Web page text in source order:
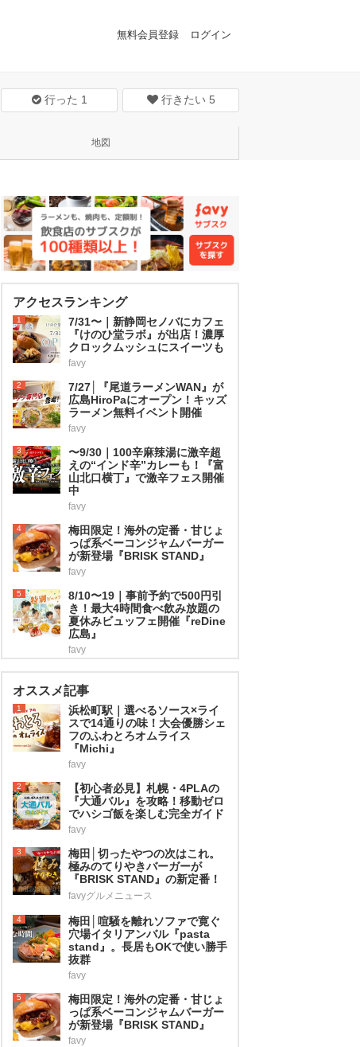
無料会員登録 ログイン
行った 1 行きたい 5
地図
アクセスランキング
1
7/31〜｜新静岡セノバにカフェ
『けのひ堂ラボ』が出店！濃厚
クロックムッシュにスイーツも
favy
2
7/27│『尾道ラーメンWAN』が
広島HiroPaにオープン！キッズ
ラーメン無料イベント開催
favy
3
〜9/30｜100辛麻辣湯に激辛超
えの“インド辛”カレーも！『富
山北口横丁』で激辛フェス開催
中
favy
4
梅田限定！海外の定番・甘じょ
っぱ系ベーコンジャムバーガー
が新登場『BRISK STAND』
favy
5
8/10〜19｜事前予約で500円引
き！最大4時間食べ飲み放題の
夏休みビュッフェ開催『reDine
広島』
favy
オススメ記事
1
浜松町駅｜選べるソース×ライ
スで14通りの味！大会優勝シェ
フのふわとろオムライス
『Michi』
favy
2
【初心者必見】札幌・4PLAの
『大通バル』を攻略！移動ゼロ
でハシゴ飯を楽しむ完全ガイド
favy
3
梅田│切ったやつの次はこれ。
極みのてりやきバーガーが
『BRISK STAND』の新定番！
favyグルメニュース
4
梅田│喧騒を離れソファで寛ぐ
穴場イタリアンバル『pasta
stand』。長居もOKで使い勝手
抜群
favy
5
梅田限定！海外の定番・甘じょ
っぱ系ベーコンジャムバーガー
が新登場『BRISK STAND』
favy